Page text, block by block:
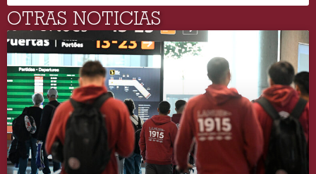
OTRAS NOTICIAS